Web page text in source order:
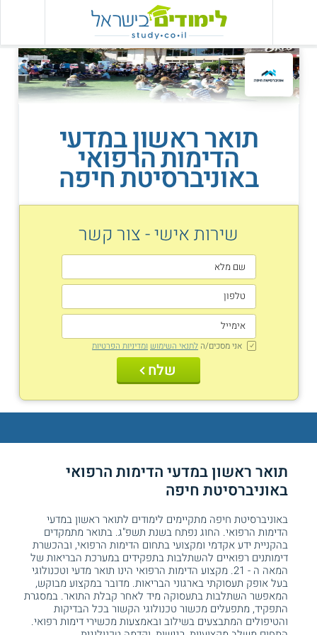
תואר ראשון במדעי
הדימות הרפואי
באוניברסיטת חיפה
שירות אישי - צור קשר
אני מסכים/ה לתנאי השימוש ומדיניות הפרטיות
שלח
תואר ראשון במדעי הדימות הרפואי
באוניברסיטת חיפה
באוניברסיטת חיפה מתקיימים לימודים לתואר ראשון במדעי
הדימות הרפואי. החוג נפתח בשנת תשפ"ג. בתואר מתמקדים
בהקניית ידע אקדמי ומקצועי בתחום הדימות הרפואי, ובהכשרת
דימותנים רפואיים להשתלבות בתפקידים במערכת הבריאות של
המאה ה - 21. מקצוע הדימות הרפואי הינו תואר מדעי וטכנולוגי
בעל אופק תעסוקתי בארגוני הבריאות. מדובר במקצוע מבוקש,
המאפשר השתלבות בתעסוקה מיד לאחר קבלת התואר. במסגרת
התפקיד, מתפעלים מכשור טכנולוגי הקשור בכל הבדיקות
והטיפולים המתבצעים בשילוב ובאמצעות מכשירי דימות רפואי.